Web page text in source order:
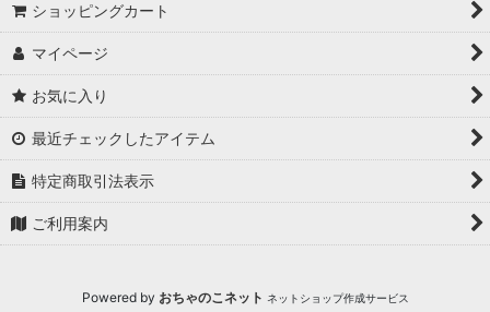
★BODYコレクション！
★Ethical Life Goods:エシカルライフ商品
★Original Select
★ユニセックス unisex
ショッピングカート
マイページ
お気に入り
最近チェックしたアイテム
特定商取引法表示
ご利用案内
Powered by おちゃのこネット ネットショップ作成サービス